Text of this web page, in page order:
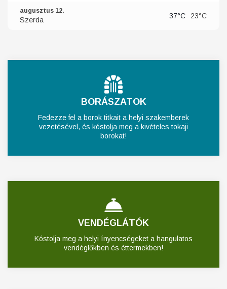
augusztus 12.
Szerda 37°C 23°C
BORÁSZATOK
Fedezze fel a borok titkait a helyi szakemberek
vezetésével, és kóstolja meg a kivételes tokaji
borokat!
VENDÉGLÁTÓK
Kóstolja meg a helyi ínyencségeket a hangulatos
vendéglőkben és éttermekben!